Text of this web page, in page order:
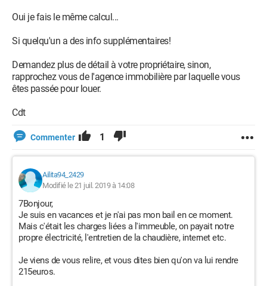
Oui je fais le même calcul...
Si quelqu'un a des info supplémentaires!
Demandez plus de détail à votre propriétaire, sinon,
rapprochez vous de l'agence immobilière par laquelle vous
êtes passée pour louer.
Cdt
Commenter 1
Ailita94_2429
Modifié le 21 juil. 2019 à 14:08
7Bonjour,
Je suis en vacances et je n'ai pas mon bail en ce moment.
Mais c'était les charges liées a l'immeuble, on payait notre
propre électricité, l'entretien de la chaudière, internet etc.
Je viens de vous relire, et vous dites bien qu'on va lui rendre
215euros.